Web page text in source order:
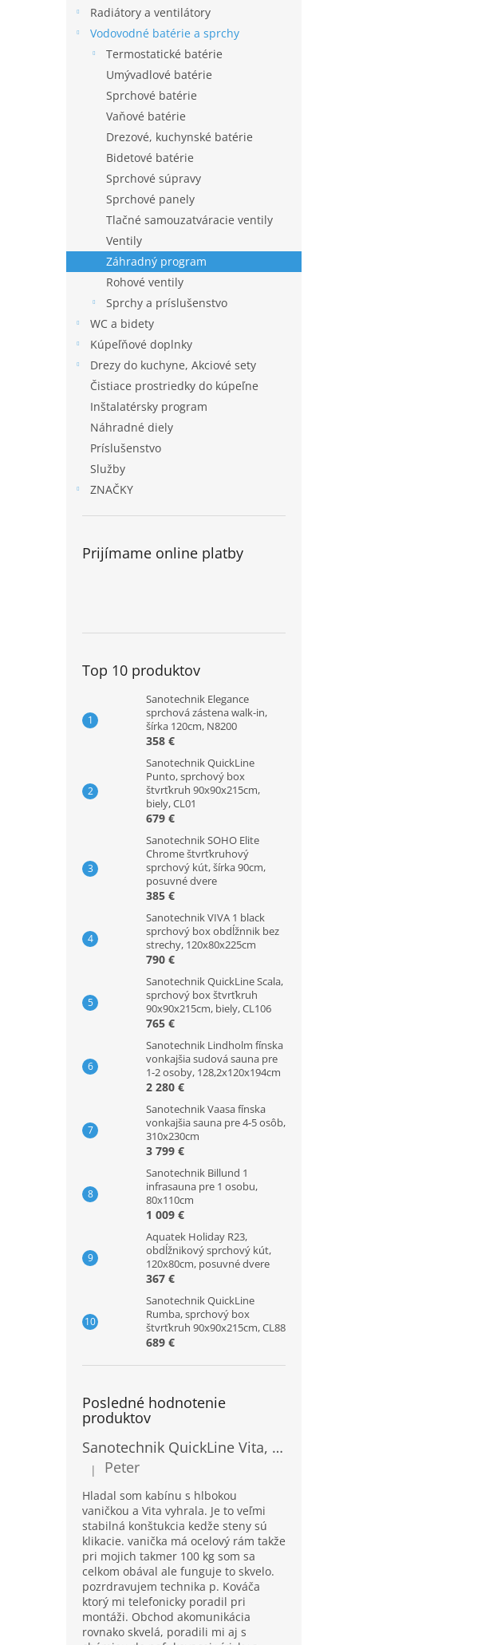
Radiátory a ventilátory
Vodovodné batérie a sprchy
Termostatické batérie
Umývadlové batérie
Sprchové batérie
Vaňové batérie
Drezové, kuchynské batérie
Bidetové batérie
Sprchové súpravy
Sprchové panely
Tlačné samouzatváracie ventily
Ventily
Záhradný program
Rohové ventily
Sprchy a príslušenstvo
WC a bidety
Kúpeľňové doplnky
Drezy do kuchyne, Akciové sety
Čistiace prostriedky do kúpeľne
Inštalatérsky program
Náhradné diely
Príslušenstvo
Služby
ZNAČKY
Prijímame online platby
Top 10 produktov
Sanotechnik Elegance
sprchová zástena walk-in,
šírka 120cm, N8200
358 €
Sanotechnik QuickLine
Punto, sprchový box
štvrťkruh 90x90x215cm,
biely, CL01
679 €
Sanotechnik SOHO Elite
Chrome štvrťkruhový
sprchový kút, šírka 90cm,
posuvné dvere
385 €
Sanotechnik VIVA 1 black
sprchový box obdĺžnnik bez
strechy, 120x80x225cm
790 €
Sanotechnik QuickLine Scala,
sprchový box štvrťkruh
90x90x215cm, biely, CL106
765 €
Sanotechnik Lindholm fínska
vonkajšia sudová sauna pre
1-2 osoby, 128,2x120x194cm
2 280 €
Sanotechnik Vaasa fínska
vonkajšia sauna pre 4-5 osôb,
310x230cm
3 799 €
Sanotechnik Billund 1
infrasauna pre 1 osobu,
80x110cm
1 009 €
Aquatek Holiday R23,
obdĺžnikový sprchový kút,
120x80cm, posuvné dvere
367 €
Sanotechnik QuickLine
Rumba, sprchový box
štvrťkruh 90x90x215cm, CL88
689 €
Posledné hodnotenie
produktov
Sanotechnik QuickLine Vita, sprchový box s hlbokou vaničkou, štvrťkruh 90x90x215cm, CL97
Hodnotenie produktu je 5 z 5 hviezdičiek.
| Peter
Hladal som kabínu s hlbokou
vaničkou a Vita vyhrala. Je to veľmi
stabilná konštukcia kedže steny sú
klikacie. vanička má ocelový rám takže
pri mojich takmer 100 kg som sa
celkom obával ale funguje to skvelo.
pozrdravujem technika p. Kováča
ktorý mi telefonicky poradil pri
montáži. Obchod akomunikácia
rovnako skvelá, poradili mi aj s